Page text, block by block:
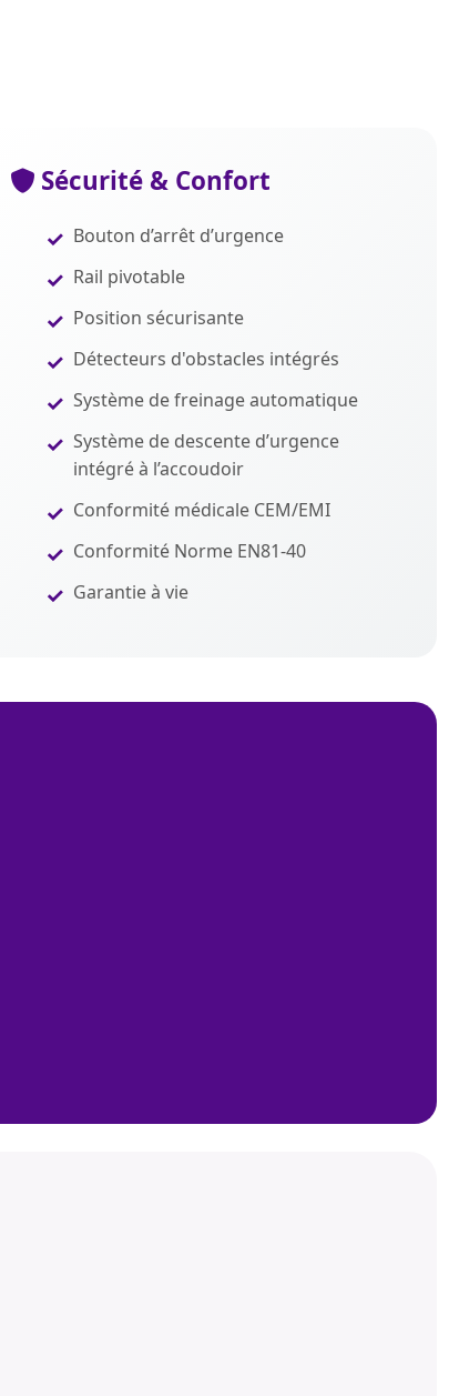
Sécurité & Confort
Bouton d’arrêt d’urgence
Rail pivotable
Position sécurisante
Détecteurs d'obstacles intégrés
Système de freinage automatique
Système de descente d’urgence
intégré à l’accoudoir
Conformité médicale CEM/EMI
Conformité Norme EN81-40
Garantie à vie